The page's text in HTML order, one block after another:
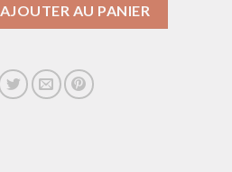
AJOUTER AU PANIER